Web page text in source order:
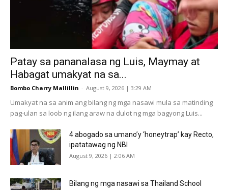
Patay sa pananalasa ng Luis, Maymay at
Habagat umakyat na sa...
Bombo Charry Mallillin - August 9, 2026 | 3:29 AM
Umakyat na sa anim ang bilang ng mga nasawi mula sa matinding
pag-ulan sa loob ng ilang araw na dulot ng mga bagyong Luis...
4 abogado sa umano’y ‘honeytrap’ kay Recto,
ipatatawag ng NBI
August 9, 2026 | 2:06 AM
Bilang ng mga nasawi sa Thailand School